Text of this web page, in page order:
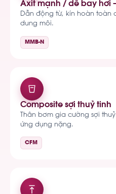
Axit mạnh / dễ bay hơi
Dẫn động từ, kín hoàn toàn
dung môi.
MMB-N
Composite sợi thuỷ tinh
Thân bơm gia cường sợi
ứng dụng nặng.
CFM